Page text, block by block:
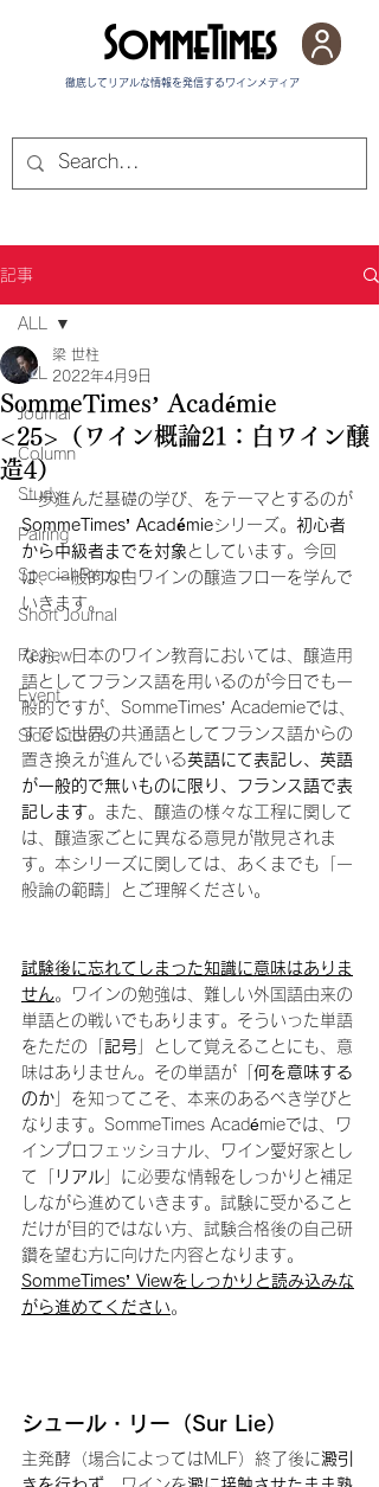
徹底してリアルな情報を発信する​ワインメディア
SommeTimes
記事
ALL
Journal
Column
Study
Pairing
Special Report
Short Journal
Review
Event
Side Stories
ALL
SommeTimes’ Académie
<25>（ワイン概論21：白ワイン醸
造4）
梁 世柱
2022年4月9日
一歩進んだ基礎の学び、をテーマとするのが
SommeTimes’ Académieシリーズ。 初心者
から中級者までを対象 としています。今回
は、一般的な白ワインの醸造フローを学んで
いきます。
なお、日本のワイン教育においては、醸造用
語としてフランス語を用いるのが今日でも一
般的ですが、SommeTimes’ Academieでは、
すでに世界の共通語としてフランス語からの
置き換えが進んでいる英語にて表記し、英語
が一般的で無いものに限り、フランス語で表
記します。また、醸造の様々な工程に関して
は、醸造家ごとに異なる意見が散見されま
す。本シリーズに関しては、あくまでも「一
般論の範疇」とご理解ください。
試験後に忘れてしまった知識に意味はありま
せん。ワインの勉強は、難しい外国語由来の
単語との戦いでもあります。そういった単語
をただの「 記号 」として覚えることにも、意
味はありません。その単語が「 何を意味する
のか 」を知ってこそ、本来のあるべき学びと
なります。SommeTimes Académieでは、ワ
インプロフェッショナル、ワイン愛好家とし
て「
リアル 」に必要な情報をしっかりと補足
しながら進めていきます。試験に受かること
だけが目的ではない方、試験合格後の自己研
鑽を望む方に向けた内容となります。
SommeTimes’ Viewをしっかりと読み込みな
がら進めてください。
シュール・リー（Sur Lie）
主発酵（場合によってはMLF）終了後に澱引